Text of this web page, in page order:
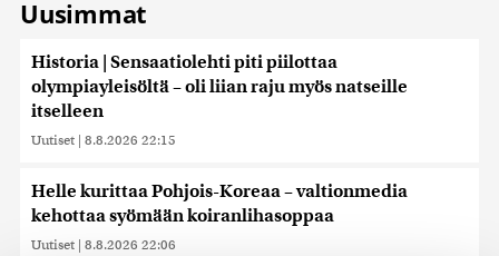
Uusimmat
Historia | Sensaatiolehti piti piilottaa
olympiayleisöltä – oli liian raju myös natseille
itselleen
Uutiset | 8.8.2026 22:15
Helle kurittaa Pohjois-Koreaa – valtionmedia
kehottaa syömään koiranlihasoppaa
Uutiset | 8.8.2026 22:06